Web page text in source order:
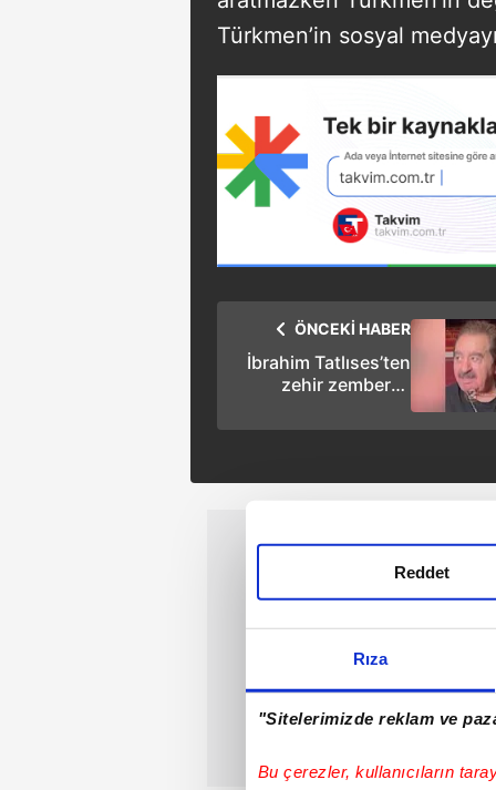
Rıza
"Sitelerimizde reklam ve
Bu çerezler, kullanıcıların
Reddet
Türkmen’in sosyal
ÖNCEKİ HABER
İbrahim Tatlıses’ten
zehir zemberek
mezarıma gelmesin!